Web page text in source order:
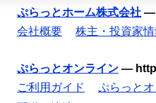
ぷらっとホーム株式会社 —
会社概要
株主・投資家情
ぷらっとオンライン —
ご利用ガイド
ぷらっと